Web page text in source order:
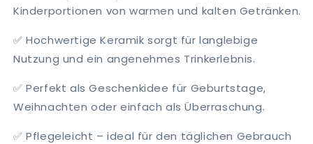
Kinderportionen von warmen und kalten Getränken.
✅ Hochwertige Keramik sorgt für langlebige
Nutzung und ein angenehmes Trinkerlebnis.
✅ Perfekt als Geschenkidee für Geburtstage,
Weihnachten oder einfach als Überraschung.
✅ Pflegeleicht – ideal für den täglichen Gebrauch